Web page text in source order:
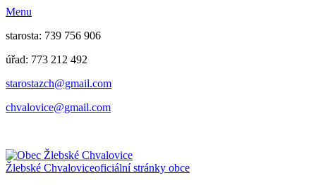
Menu
starosta: 739 756 906
úřad: 773 212 492
​​​​starostazch@gmail.com
​​​​chvalovice@gmail.com
Žlebské Chvaloviceoficiální stránky obce